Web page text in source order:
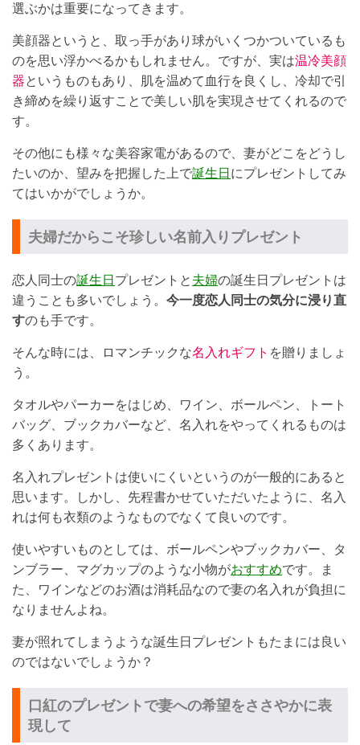
選ぶかは重要になってきます。
美顔器というと、取っ手があり球がいくつかついているも
のを思い浮かべるかもしれません。ですが、実は温冷美顔
器というものもあり、肌を温めて血行を良くし、冷却で引
き締めを繰り返すことで美しい肌を実現させてくれるので
す。
その他にも様々な美容家電があるので、妻がどこをどうし
たいのか、望みを把握した上で誕生日 にプレゼントしてみ
てはいかがでしょうか。
夫婦だからこそ珍しい名前入りプレゼント
恋人同士の誕生日 プレゼントと 夫婦の誕生日プレゼントは
違うことも多いでしょう。 今一度恋人同士の気分に浸り直
すのも手です。
そんな時には、ロマンチックな名入れギフト を贈りましょ
う。
タオルやパーカーをはじめ、ワイン、ボールペン、トート
バッグ、ブックカバーなど、名入れをやってくれるものは
多くあります。
名入れプレゼントは使いにくいというのが一般的にあると
思います。しかし、先程書かせていただいたように、名入
れは何も衣類のようなものでなくて良いのです。
使いやすいものとしては、ボールペンやブックカバー、タ
ンブラー、マグカップのような小物がおすすめです。ま
た、ワインなどのお酒は消耗品なので妻の名入れが負担に
なりませんよね。
妻が照れてしまうような誕生日プレゼントもたまには良い
のではないでしょうか？
口紅のプレゼントで妻への希望をささやかに表
現して